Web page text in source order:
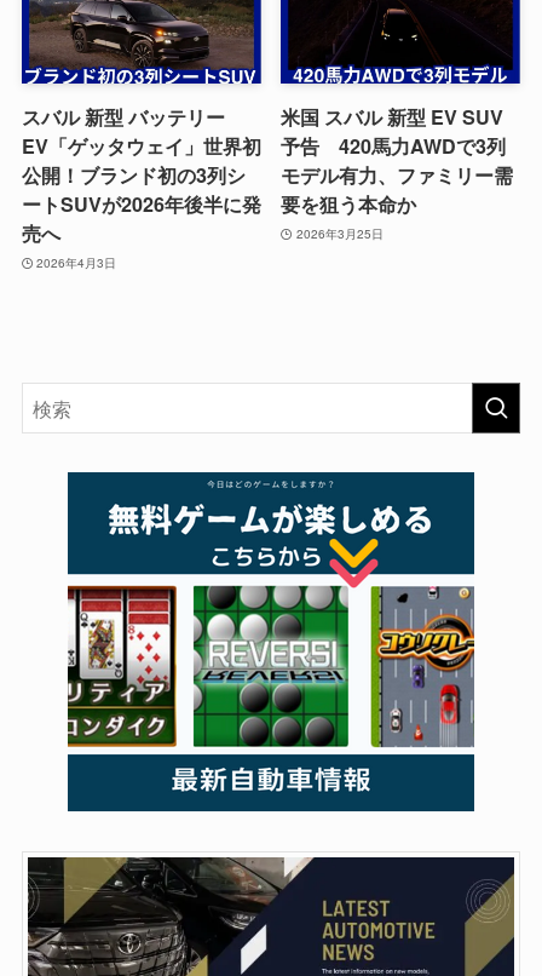
スバル 新型 バッテリー
EV「ゲッタウェイ」世界初
公開！ブランド初の3列シ
ートSUVが2026年後半に発
売へ
2026年4月3日
米国 スバル 新型 EV SUV
予告 420馬力AWDで3列
モデル有力、ファミリー需
要を狙う本命か
2026年3月25日